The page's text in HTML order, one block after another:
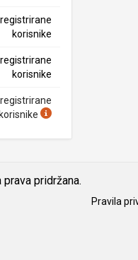
korisnike
korisnike
korisnike
pridržana.
Pravila